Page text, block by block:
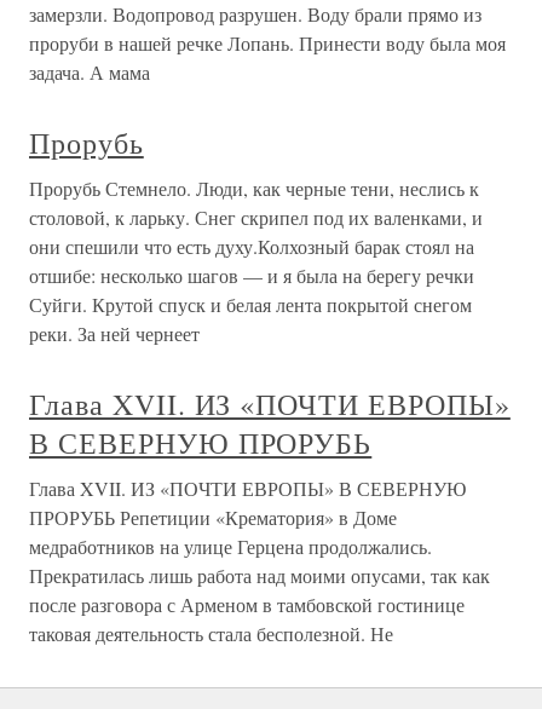
замерзли. Водопровод разрушен. Воду брали прямо из
проруби в нашей речке Лопань. Принести воду была моя
задача. А мама
Прорубь
Прорубь Стемнело. Люди, как черные тени, неслись к
столовой, к ларьку. Снег скрипел под их валенками, и
они спешили что есть духу.Колхозный барак стоял на
отшибе: несколько шагов — и я была на берегу речки
Суйги. Крутой спуск и белая лента покрытой снегом
реки. За ней чернеет
Глава XVII. ИЗ «ПОЧТИ ЕВРОПЫ»
В СЕВЕРНУЮ ПРОРУБЬ
Глава XVII. ИЗ «ПОЧТИ ЕВРОПЫ» В СЕВЕРНУЮ
ПРОРУБЬ Репетиции «Крематория» в Доме
медработников на улице Герцена продолжались.
Прекратилась лишь работа над моими опусами, так как
после разговора с Арменом в тамбовской гостинице
таковая деятельность стала бесполезной. Не